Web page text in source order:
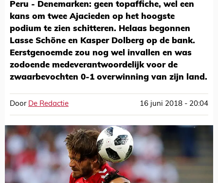
Peru - Denemarken: geen topaffiche, wel een
kans om twee Ajacieden op het hoogste
podium te zien schitteren. Helaas begonnen
Lasse Schöne en Kasper Dolberg op de bank.
Eerstgenoemde zou nog wel invallen en was
zodoende medeverantwoordelijk voor de
zwaarbevochten 0-1 overwinning van zijn land.
Door De Redactie 16 juni 2018 - 20:04